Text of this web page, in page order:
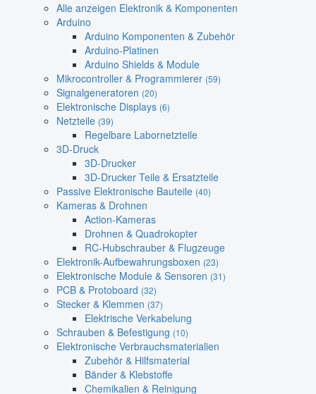
Alle anzeigen Elektronik & Komponenten
Arduino
Arduino Komponenten & Zubehör
Arduino-Platinen
Arduino Shields & Module
Mikrocontroller & Programmierer (59)
Signalgeneratoren (20)
Elektronische Displays (6)
Netzteile (39)
Regelbare Labornetzteile
3D-Druck
3D-Drucker
3D-Drucker Teile & Ersatzteile
Passive Elektronische Bauteile (40)
Kameras & Drohnen
Action-Kameras
Drohnen & Quadrokopter
RC-Hubschrauber & Flugzeuge
Elektronik-Aufbewahrungsboxen (23)
Elektronische Module & Sensoren (31)
PCB & Protoboard (32)
Stecker & Klemmen (37)
Elektrische Verkabelung
Schrauben & Befestigung (10)
Elektronische Verbrauchsmaterialien
Zubehör & Hilfsmaterial
Bänder & Klebstoffe
Chemikalien & Reinigung